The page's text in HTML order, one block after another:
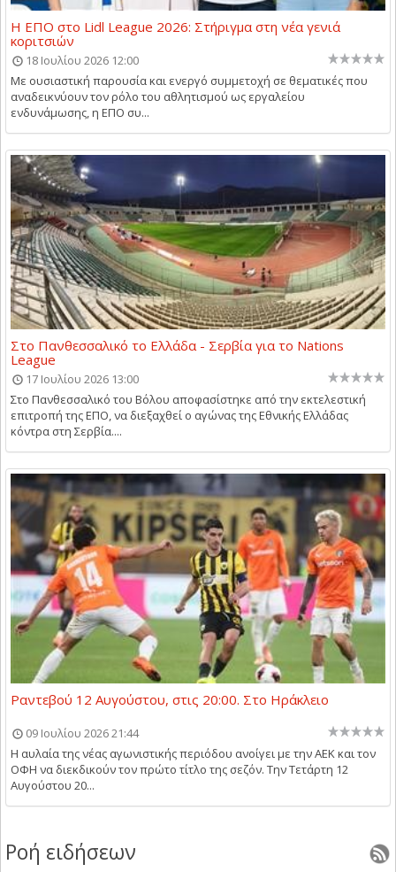
Η ΕΠΟ στο Lidl League 2026: Στήριγμα στη νέα γενιά
κοριτσιών
18 Ιουλίου 2026 12:00
Με ουσιαστική παρουσία και ενεργό συμμετοχή σε θεματικές που
αναδεικνύουν τον ρόλο του αθλητισμού ως εργαλείου
ενδυνάμωσης, η ΕΠΟ συ...
Στο Πανθεσσαλικό το Ελλάδα - Σερβία για το Nations
League
17 Ιουλίου 2026 13:00
Στο Πανθεσσαλικό του Βόλου αποφασίστηκε από την εκτελεστική
επιτροπή της ΕΠΟ, να διεξαχθεί ο αγώνας της Εθνικής Ελλάδας
κόντρα στη Σερβία....
Ραντεβού 12 Αυγούστου, στις 20:00. Στο Ηράκλειο
09 Ιουλίου 2026 21:44
Η αυλαία της νέας αγωνιστικής περιόδου ανοίγει με την ΑΕΚ και τον
ΟΦΗ να διεκδικούν τον πρώτο τίτλο της σεζόν. Την Τετάρτη 12
Αυγούστου 20...
Ροή ειδήσεων